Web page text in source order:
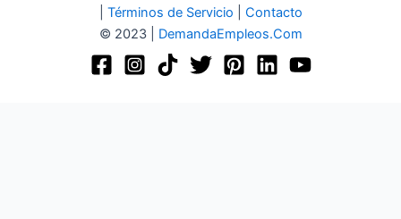
Términos de Servicio
Contacto
© 2023 | DemandaEmpleos.Com